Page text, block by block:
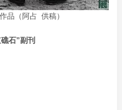
品（阿占 供稿）
石”副刊